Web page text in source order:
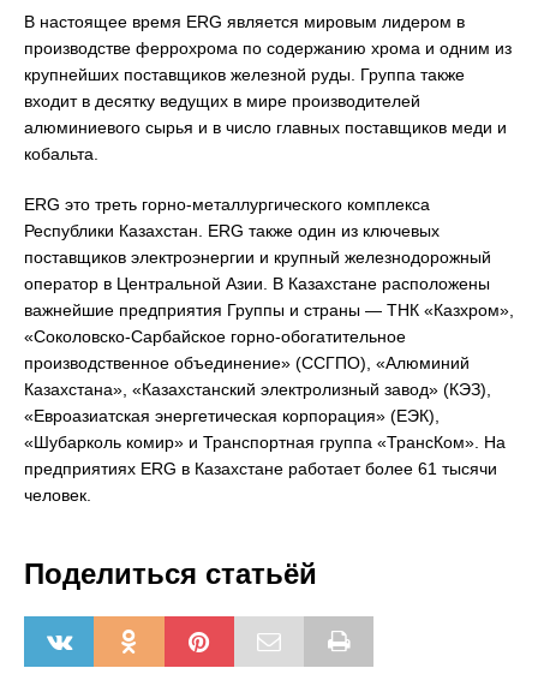
В настоящее время ERG является мировым лидером в
производстве феррохрома по содержанию хрома и одним из
крупнейших поставщиков железной руды. Группа также
входит в десятку ведущих в мире производителей
алюминиевого сырья и в число главных поставщиков меди и
кобальта.
ERG это треть горно-металлургического комплекса
Республики Казахстан. ERG также один из ключевых
поставщиков электроэнергии и крупный железнодорожный
оператор в Центральной Азии. В Казахстане расположены
важнейшие предприятия Группы и страны — ТНК «Казхром»,
«Соколовско-Сарбайское горно-обогатительное
производственное объединение» (ССГПО), «Алюминий
Казахстана», «Казахстанский электролизный завод» (КЭЗ),
«Евроазиатская энергетическая корпорация» (ЕЭК),
«Шубарколь комир» и Транспортная группа «ТрансКом». На
предприятиях ERG в Казахстане работает более 61 тысячи
человек.
Поделиться статьёй